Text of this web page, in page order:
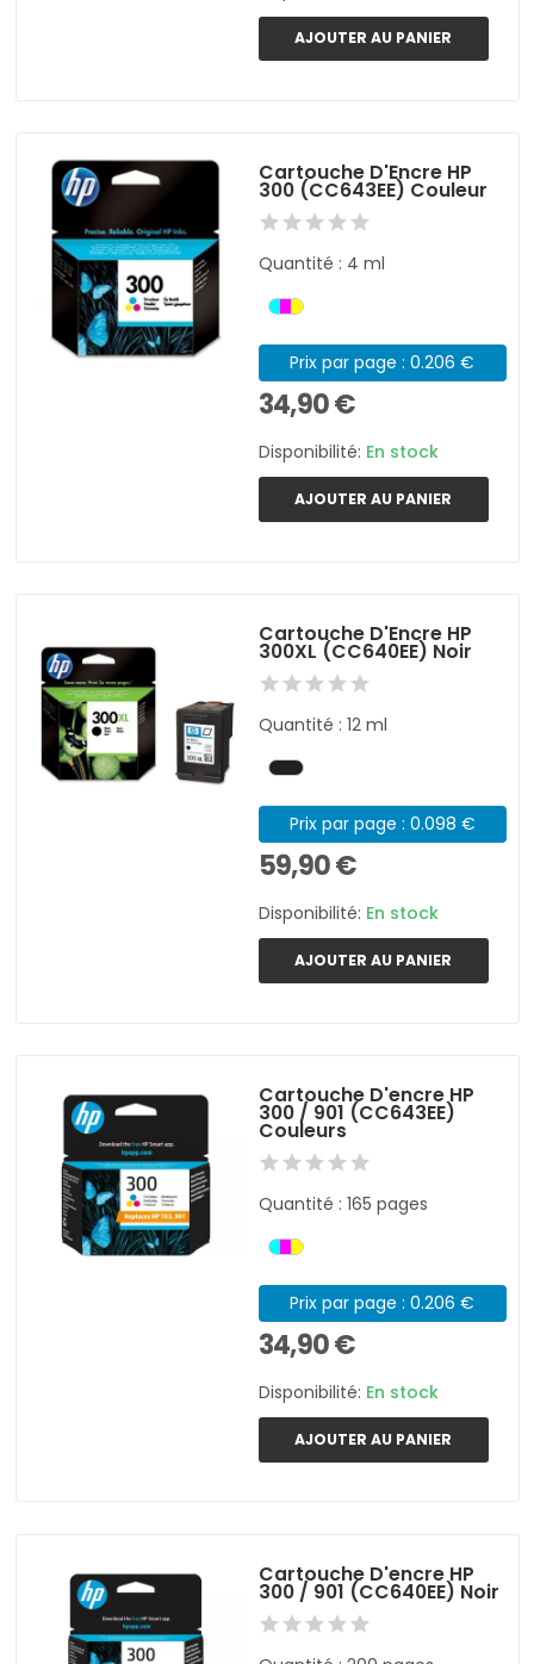
AJOUTER AU PANIER
Cartouche D'Encre HP
300 (CC643EE) Couleur
Quantité : 4 ml
Prix par page : 0.206 €
34,90 €
Disponibilité: En stock
AJOUTER AU PANIER
Cartouche D'Encre HP
300XL (CC640EE) Noir
Quantité : 12 ml
Prix par page : 0.098 €
59,90 €
Disponibilité: En stock
AJOUTER AU PANIER
Cartouche D'encre HP
300 / 901 (CC643EE)
Couleurs
Quantité : 165 pages
Prix par page : 0.206 €
34,90 €
Disponibilité: En stock
AJOUTER AU PANIER
Cartouche D'encre HP
300 / 901 (CC640EE) Noir